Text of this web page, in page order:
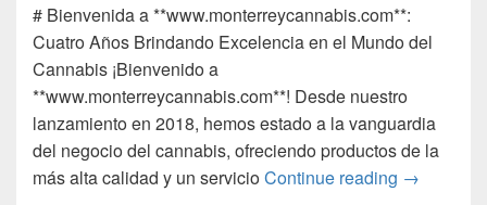
# Bienvenida a **www.monterreycannabis.com**:
Cuatro Años Brindando Excelencia en el Mundo del
Cannabis ¡Bienvenido a
**www.monterreycannabis.com**! Desde nuestro
lanzamiento en 2018, hemos estado a la vanguardia
del negocio del cannabis, ofreciendo productos de la
más alta calidad y un servicioContinue reading →